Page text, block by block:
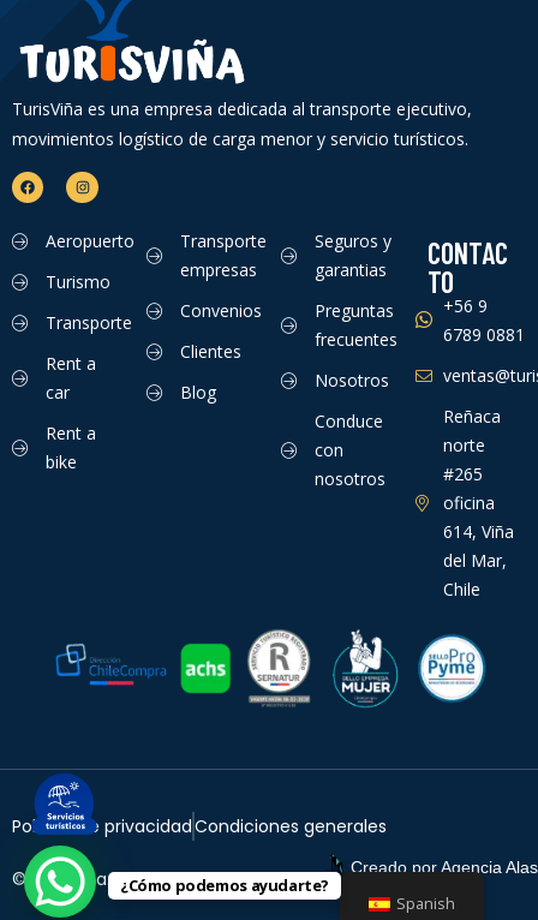
TurisViña es una empresa dedicada al transporte ejecutivo,
movimientos logístico de carga menor y servicio turísticos.
Aeropuerto
Turismo
Transporte
Rent a
car
Rent a
bike
Transporte
empresas
Convenios
Clientes
Blog
Seguros y
garantias
Preguntas
frecuentes
Nosotros
Conduce
con
nosotros
CONTAC
TO
+56 9
6789 0881
Reñaca
norte
#265
oficina
614, Viña
del Mar,
Chile
Política de privacidadCondiciones generales
© TurisViña. 2026 Creado porAgencia Alas
¿Cómo podemos ayudarte?
Spanish